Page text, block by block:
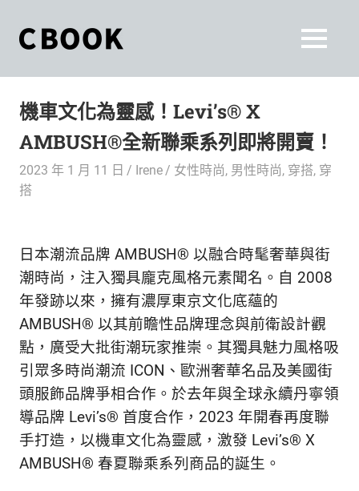
content
和
你
一
出
自
己
的
生
活
態
World.」
是
最
你/
妳
生
活
的
雜
誌。
最
精
采
豐
富
的
MENU
機車文化為靈感！Levi’s® X
AMBUSH®全新聯乘系列即將開賣！
2023 年 1 月 11 日 Irene 女性時尚, 男性時尚, 穿搭, 穿
搭
日本潮流品牌 AMBUSH® 以融合時髦奢華與街
潮時尚，注入獨具龐克風格元素聞名。自 2008
年發跡以來，擁有濃厚東京文化底蘊的
AMBUSH® 以其前瞻性品牌理念與前衛設計觀
點，廣受大批街潮玩家推崇。其獨具魅力風格吸
引眾多時尚潮流 ICON、歐洲奢華名品及美國街
頭服飾品牌爭相合作。於去年與全球永續丹寧領
導品牌 Levi’s® 首度合作，2023 年開春再度聯
手打造，以機車文化為靈感，激發 Levi’s® X
AMBUSH® 春夏聯乘系列商品的誕生。